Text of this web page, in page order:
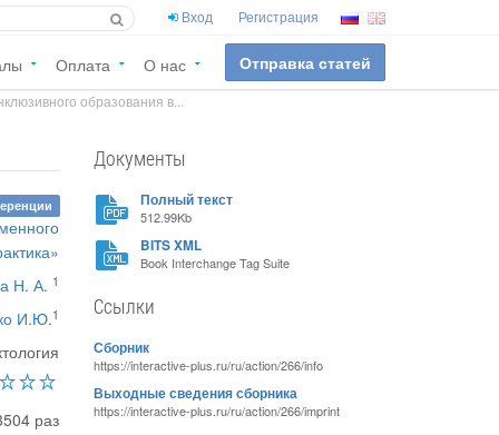
Вход Регистрация
Оплата О нас Отправка статей
образования в...
Н. А. 1
И.Ю.1
раз
Документы
Полный текст
512.99Kb
BITS XML
Book Interchange Tag Suite
Ссылки
Сборник
https://interactive-plus.ru/ru/action/266/info
Выходные сведения сборника
https://interactive-plus.ru/ru/action/266/imprint